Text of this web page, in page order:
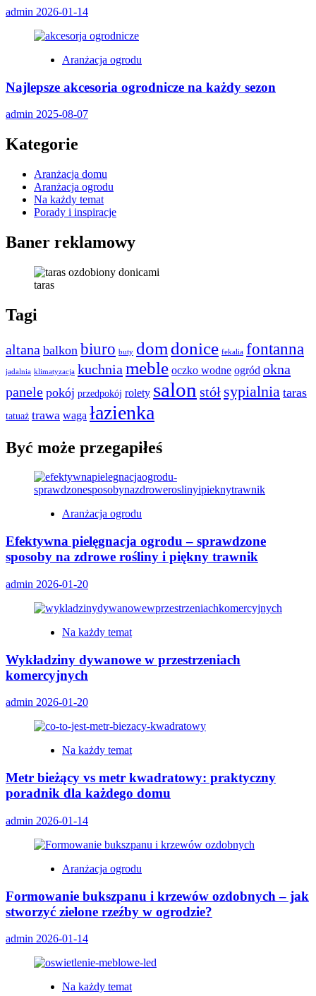
admin 2026-01-14
Aranżacja ogrodu
Najlepsze akcesoria ogrodnicze na każdy sezon
admin 2025-08-07
Kategorie
Aranżacja domu
Aranżacja ogrodu
Na każdy temat
Porady i inspiracje
Baner reklamowy
taras
Tagi
altana balkon biuro buty dom donice fekalia fontanna
jadalnia klimatyzacja kuchnia meble oczko wodne ogród okna
panele pokój przedpokój rolety salon stół sypialnia taras
tatuaż trawa waga łazienka
Być może przegapiłeś
Aranżacja ogrodu
Efektywna pielęgnacja ogrodu – sprawdzone
sposoby na zdrowe rośliny i piękny trawnik
admin 2026-01-20
Na każdy temat
Wykładziny dywanowe w przestrzeniach
komercyjnych
admin 2026-01-20
Na każdy temat
Metr bieżący vs metr kwadratowy: praktyczny
poradnik dla każdego domu
admin 2026-01-14
Aranżacja ogrodu
Formowanie bukszpanu i krzewów ozdobnych – jak
stworzyć zielone rzeźby w ogrodzie?
admin 2026-01-14
Na każdy temat